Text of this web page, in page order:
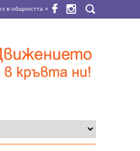
в общността »